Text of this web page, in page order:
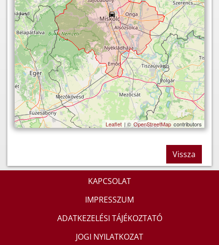
Leaflet | © OpenStreetMap contributors
Vissza
KAPCSOLAT
IMPRESSZUM
ADATKEZELÉSI TÁJÉKOZTATÓ
JOGI NYILATKOZAT